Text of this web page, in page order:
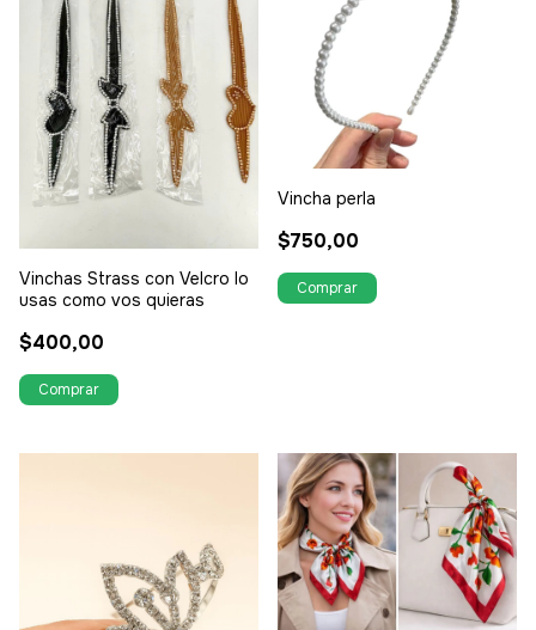
Vinchas Strass con Velcro lo
usas como vos quieras
$400,00
Vincha perla
$750,00